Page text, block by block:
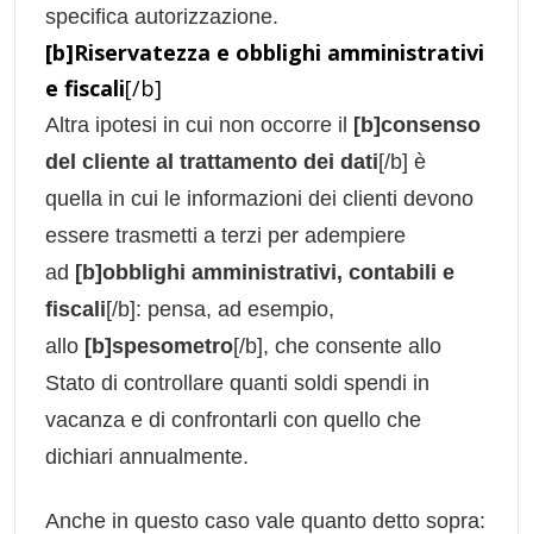
specifica autorizzazione.
[b]Riservatezza e obblighi amministrativi
e fiscali[/b]
Altra ipotesi in cui non occorre il [b]consenso
del cliente al trattamento dei dati[/b] è
quella in cui le informazioni dei clienti devono
essere trasmetti a terzi per adempiere
ad [b]obblighi amministrativi, contabili e
fiscali[/b]: pensa, ad esempio,
allo [b]spesometro[/b], che consente allo
Stato di controllare quanti soldi spendi in
vacanza e di confrontarli con quello che
dichiari annualmente.
Anche in questo caso vale quanto detto sopra: